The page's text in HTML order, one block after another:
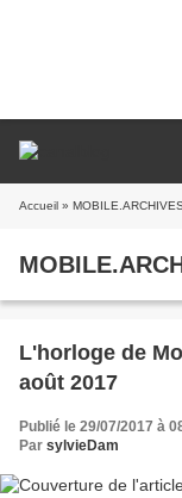
Accueil » MOBILE.ARCHIVES
L'horloge de
août 2017
Publié le 29/07/2017 à
Par sylvieDam